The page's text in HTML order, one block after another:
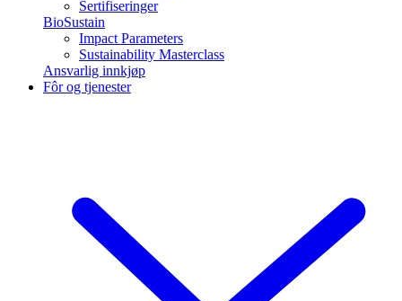
Sertifiseringer
BioSustain
Impact Parameters
Sustainability Masterclass
Ansvarlig innkjøp
Fôr og tjenester